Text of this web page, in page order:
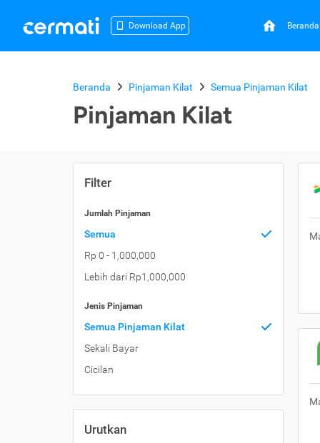
Download App Beranda
Beranda Pinjaman Kilat Semua Pinjaman Kilat
Pinjaman Kilat
Filter
Jumlah Pinjaman
Semua
Rp 0 - 1,000,000
Lebih dari Rp1,000,000
Jenis Pinjaman
Semua Pinjaman Kilat
Sekali Bayar
Cicilan
Urutkan